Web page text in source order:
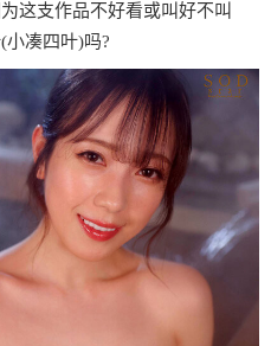
这支作品不好看或叫好不叫
凑四叶)吗?